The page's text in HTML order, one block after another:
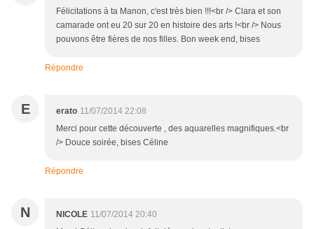
Félicitations à ta Manon, c'est très bien !!!<br /> Clara et son
camarade ont eu 20 sur 20 en histoire des arts !<br /> Nous
pouvons être fières de nos filles. Bon week end, bises
Répondre
E erato 11/07/2014 22:08
Merci pour cette découverte , des aquarelles magnifiques.<br
/> Douce soirée, bises Céline
Répondre
N NICOLE 11/07/2014 20:40